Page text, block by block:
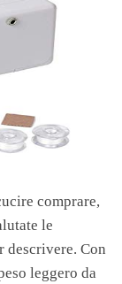
comprare,
le
descrivere. Con
leggero da